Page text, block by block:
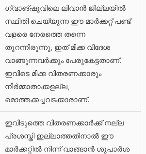
ഗ്വാങ്‌ഷൂവിലെ ലിവാൻ ജില്ലയിൽ
സ്ഥിതി ചെയ്യുന്ന ഈ മാർക്കറ്റ് പണ്ട്
വളരെ നേരത്തെ തന്നെ
തുറന്നിരുന്നു, ഇത് മിക്ക വിദേശ
വാങ്ങുന്നവർക്കും പേരുകേട്ടതാണ്.
ഇവിടെ മിക്ക വിതരണക്കാരും
നിർമ്മാതാക്കളല്ല,
മൊത്തക്കച്ചവടക്കാരാണ്.
ഇവിടുത്തെ വിതരണക്കാർക്ക് നല്ല
പ്രശസ്തി ഇല്ലാത്തതിനാൽ ഈ
മാർക്കറ്റിൽ നിന്ന് വാങ്ങാൻ ശുപാർശ